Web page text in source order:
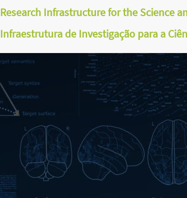
Research Infrastructure for the Science
Infraestrutura de Investigação para a